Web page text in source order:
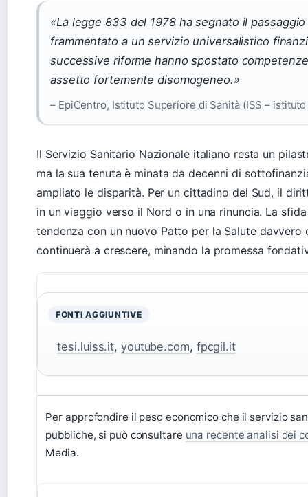
«La legge 833 del 1978 ha segnato il
frammentato a un servizio universalistico
successive riforme hanno spostato
assetto fortemente disomogeneo.»
– EpiCentro, Istituto Superiore di Sanità (ISS –
Il Servizio Sanitario Nazionale italiano resta un
ma la sua tenuta è minata da decenni di
ampliato le disparità. Per un cittadino del Sud, il
in un viaggio verso il Nord o in una rinuncia. La
tendenza con un nuovo Patto per la Salute
continuerà a crescere, minando la promessa
FONTI AGGIUNTIVE
tesi.luiss.it, youtube.com, fpcgil.it
Per approfondire il peso economico che il servizio
pubbliche, si può consultare una recente analisi dei
Media.